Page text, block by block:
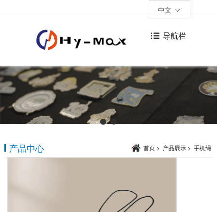
中文
导航栏
产品中心 首页 > 产品展示 > 手机绳